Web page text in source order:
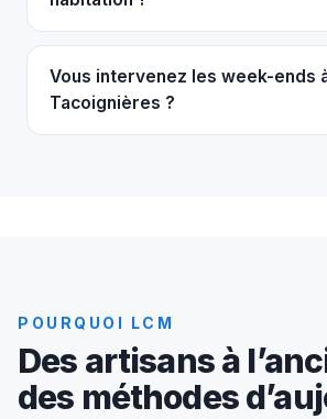
Vous intervenez les week-ends
Tacoignières ?
POURQUOI LCM
Des artisans à
des méthodes